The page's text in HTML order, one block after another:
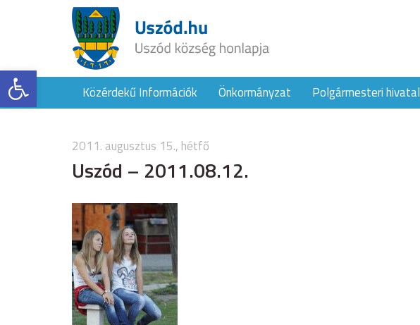
Eszköztár megnyitásaKözérdekű Információk Önkormányzat Polgármesteri hivatal
2011. augusztus 15., hétfő
Uszód – 2011.08.12.